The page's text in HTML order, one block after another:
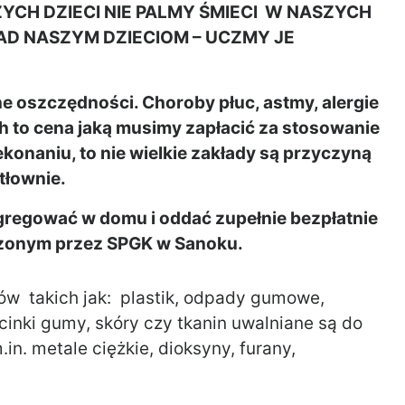
DZIECI NIE PALMY ŚMIECI W NASZYCH
NASZYM DZIECIOM – UCZMY JE
oszczędności. Choroby płuc, astmy, alergie
cena jaką musimy zapłacić za stosowanie
to nie wielkie zakłady są przyczyną
w domu i oddać zupełnie bezpłatnie
przez SPGK w Sanoku.
takich jak: plastik, odpady gumowe,
gumy, skóry czy tkanin uwalniane są do
metale ciężkie, dioksyny, furany,